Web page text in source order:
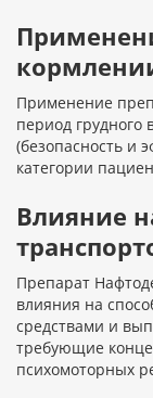
Применение
период грудного
(безопасность и
категории
Влияние
Препарат
влияния на
средствами и
требующие
психомоторных